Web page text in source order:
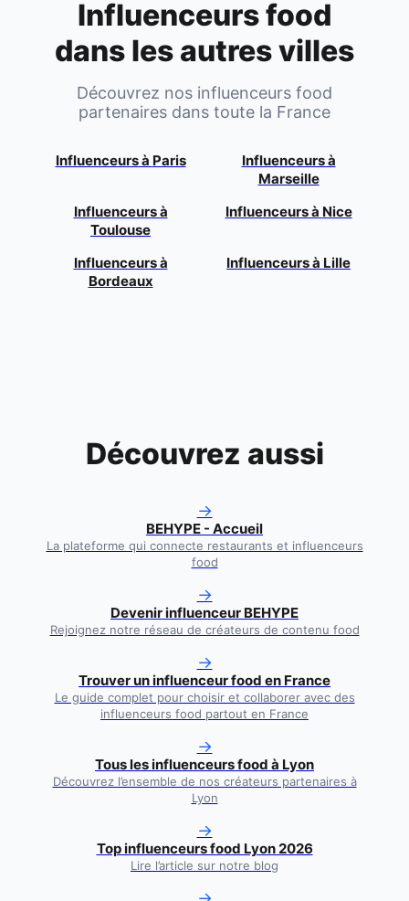
Influenceurs food
dans les autres villes
Découvrez nos influenceurs food
partenaires dans toute la France
Influenceurs à Paris
Influenceurs à
Marseille
Influenceurs à
Toulouse
Influenceurs à Nice
Influenceurs à
Bordeaux
Influenceurs à Lille
Découvrez aussi
→
BEHYPE - Accueil
La plateforme qui connecte restaurants et influenceurs
food
→
Devenir influenceur BEHYPE
Rejoignez notre réseau de créateurs de contenu food
→
Trouver un influenceur food en France
Le guide complet pour choisir et collaborer avec des
influenceurs food partout en France
→
Tous les influenceurs food à Lyon
Découvrez l’ensemble de nos créateurs partenaires à
Lyon
→
Top influenceurs food Lyon 2026
Lire l’article sur notre blog